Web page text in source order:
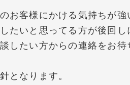
お客様にかける気持ちが
たいと思ってる方が後回
したい方からの連絡をお待
となります。